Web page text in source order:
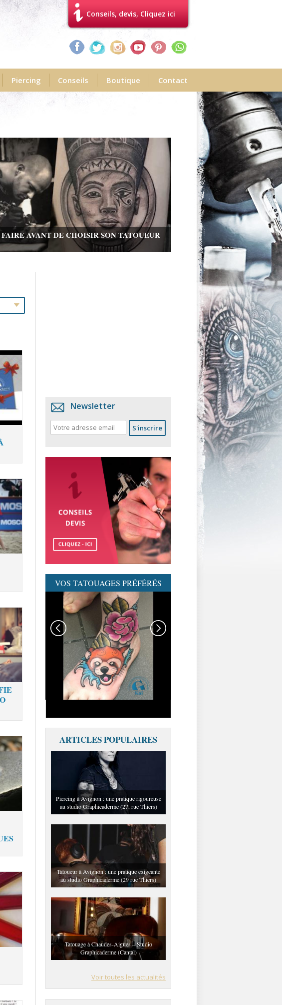
Conseils, devis, Cliquez ici
Piercing Conseils Boutique Contact
FAIRE AVANT DE CHOISIR SON TATOUEUR
Newsletter
VOS TATOUAGES PRÉFÉRÉS
GRAPHICADERME-
TATOUAGENEOTRAD-
NEOTRAD-AVIGNON-
MEILLEURSTATOUEURS
ARTICLES POPULAIRES
Piercing à Avignon : une pratique rigoureuse
au studio Graphicaderme (27, rue Thiers)
Tatoueur à Avignon : une pratique exigeante
au studio Graphicaderme (29 rue Thiers)
Tatouage à Chaudes-Aigues – Studio
Graphicaderme (Cantal)
Voir toutes les actualités